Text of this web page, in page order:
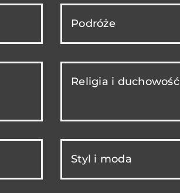
Podróże
Religia i duchowość
Styl i moda